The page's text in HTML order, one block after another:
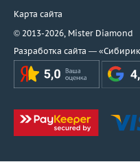
Карта сайта
© 2013-2026, Mister Diamond
Разработка сайта —